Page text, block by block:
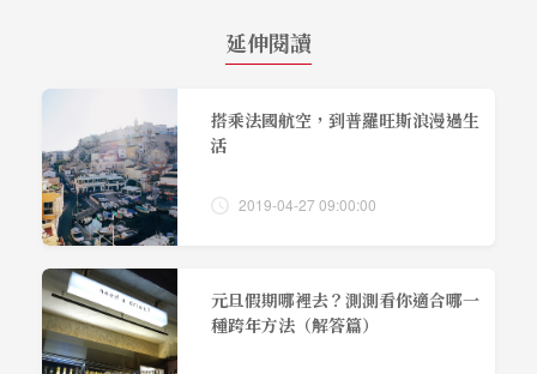
延伸閱讀
搭乘法國航空，到普羅旺斯浪漫過生
活
2019-04-27 09:00:00
元旦假期哪裡去？測測看你適合哪一
種跨年方法（解答篇）